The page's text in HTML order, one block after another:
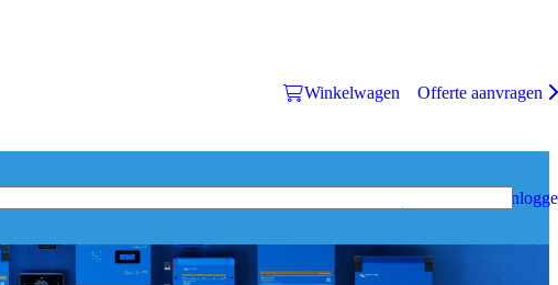
Winkelwagen Offerte aanvragen